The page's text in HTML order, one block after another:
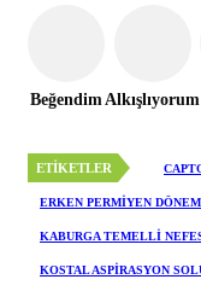
Beğendim Alkışlıyorum
ETIKETLER
ERKEN PERMIYEN
KABURGA TEMELLI
KOSTAL ASPIRASYON